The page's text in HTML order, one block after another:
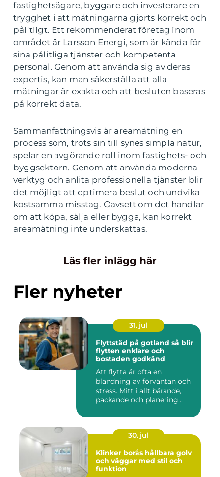
fastighetsägare, byggare och investerare en
trygghet i att mätningarna gjorts korrekt och
pålitligt. Ett rekommenderat företag inom
området är Larsson Energi, som är kända för
sina pålitliga tjänster och kompetenta
personal. Genom att använda sig av deras
expertis, kan man säkerställa att alla
mätningar är exakta och att besluten baseras
på korrekt data.
Sammanfattningsvis är areamätning en
process som, trots sin till synes simpla natur,
spelar en avgörande roll inom fastighets- och
byggsektorn. Genom att använda moderna
verktyg och anlita professionella tjänster blir
det möjligt att optimera beslut och undvika
kostsamma misstag. Oavsett om det handlar
om att köpa, sälja eller bygga, kan korrekt
areamätning inte underskattas.
Läs fler inlägg här
Fler nyheter
31. jul
Flyttstäd på gotland så blir
flytten enklare och
bostaden godkänd
Att flytta är ofta en
blandning av förväntan och
stress. Mitt i allt bärande,
packande och planering...
30. jul
Klinker borås hållbara golv
och väggar med stil och
funktion